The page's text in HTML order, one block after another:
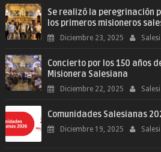
Se realizó la peregrinación
los primeros misioneros
Diciembre 23, 2025
Concierto por los 150 años
Misionera Salesiana
Diciembre 22, 2025
Comunidades Salesianas
Diciembre 19, 2025